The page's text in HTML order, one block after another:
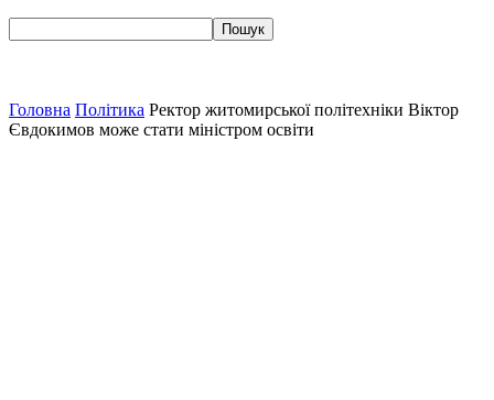
Головна Політика Ректор житомирської політехніки Віктор
Євдокимов може стати міністром освіти